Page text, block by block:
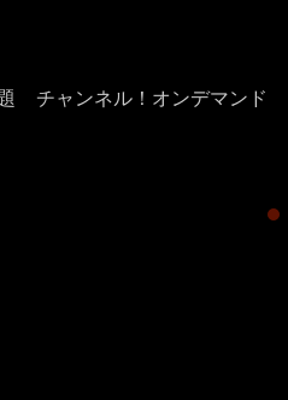
チャンネル！オンデマンド